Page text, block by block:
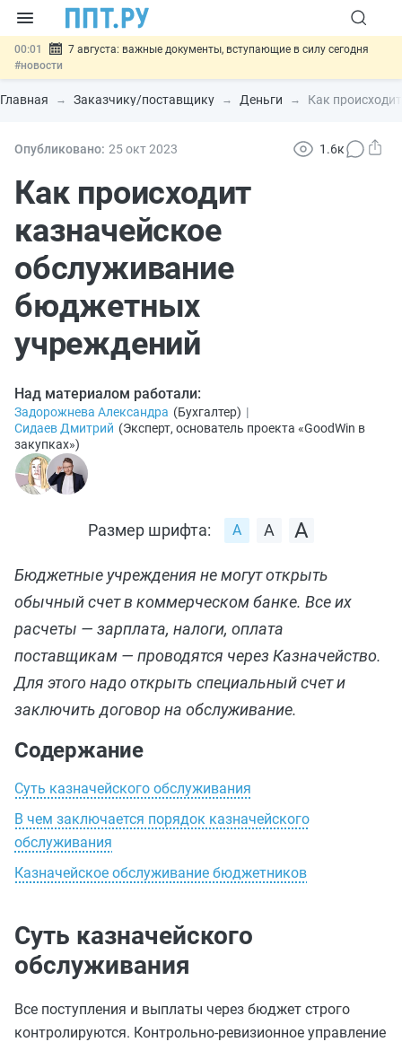
00:01
7 августа: важные документы, вступающие в силу сегодня
#новости
06.08 Минпромторг предложил запретить смешанные лоты
электроники в госзакупках#новости
06.08 Возврат денег за риелторские услуги при недействительных
06.08
банковской гарантией #новости
Главная Заказчику/поставщику Деньги Как
Опубликовано: 25 окт2023 1.6к
Как происходит
казначейское
обслуживание
бюджетных
учреждений
Над материалом работали:
Задорожнева Александра (Бухгалтер) |
Сидаев Дмитрий (Эксперт, основатель проекта «GoodWin в
закупках»)
Размер шрифта:
Бюджетные учреждения не могут открыть
обычный счет в коммерческом банке. Все их
расчеты — зарплата, налоги, оплата
поставщикам — проводятся через Казначейство.
Для этого надо открыть специальный счет и
заключить договор на обслуживание.
Содержание
Суть казначейского обслуживания
В чем заключается порядок казначейского
обслуживания
Казначейское обслуживание бюджетников
Суть казначейского
обслуживания
Все поступления и выплаты через бюджет строго
контролируются. Контрольно-ревизионное управление